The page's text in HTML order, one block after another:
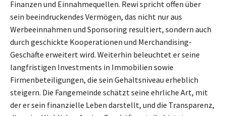
Finanzen und Einnahmequellen. Rewi spricht offen über
sein beeindruckendes Vermögen, das nicht nur aus
Werbeeinnahmen und Sponsoring resultiert, sondern auch
durch geschickte Kooperationen und Merchandising-
Geschäfte erweitert wird. Weiterhin beleuchtet er seine
langfristigen Investments in Immobilien sowie
Firmenbeteiligungen, die sein Gehaltsniveau erheblich
steigern. Die Fangemeinde schätzt seine ehrliche Art, mit
der er sein finanzielle Leben darstellt, und die Transparenz,